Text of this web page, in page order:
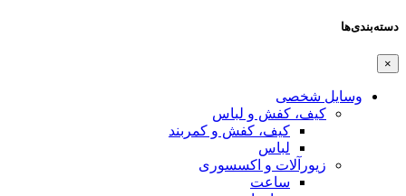
دسته‌بندی‌ها
×
وسایل شخصی
کیف، کفش و لباس
کیف، کفش و کمربند
لباس
زیورآلات و اکسسوری
ساعت